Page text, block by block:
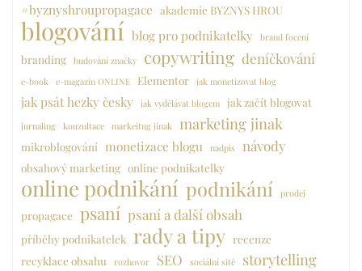
#byznyshroupropagace akademie BYZNYS HROU
blogování blog pro podnikatelky brand focení
branding budování značky copywriting deníčkování
e-book e-magazín ONLINE Elementor jak monetizovat blog
jak psát hezky česky jak vydělávat blogem jak začít blogovat
jurnaling kouzultace markeitng jinak marketing jinak
mikroblogování monetizace blogu nadpis návody
obsahový marketing online podnikatelky
online podnikání podnikání prodej
propagace psaní psaní a další obsah
příběhy podnikatelek rady a tipy recenze
recyklace obsahu
rozhovor SEO sociální sítě storytelling